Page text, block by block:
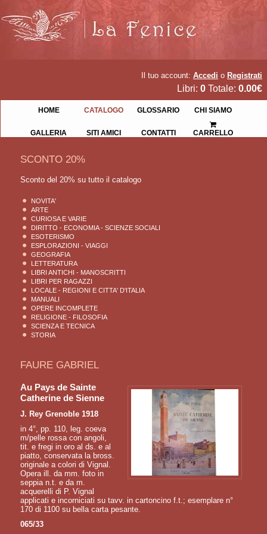
Il tuo account: Accedi o Registrati
Libri: 0 Totale: 0.00€
HOME CATALOGO GLOSSARIO CHI SIAMO
GALLERIA SITI AMICI CONTATTI CARRELLO
SCONTO 20%
Sconto del 20% su tutto il catalogo
NOVITA'
ARTE
CURIOSA E VARIE
DIRITTO - ECONOMIA - SCIENZE SOCIALI
ESOTERISMO
ESPLORAZIONI - VIAGGI
GEOGRAFIA
LETTERATURA
LIBRI ANTICHI - MANOSCRITTI
LIBRI PER RAGAZZI
LOCALE - REGIONI E CITTA' D'ITALIA
MANUALI
OPERE INCOMPLETE
RELIGIONE - FILOSOFIA
SCIENZA E TECNICA
STORIA
FAURE GABRIEL
Au Pays de Sainte
Catherine de Sienne
J. Rey Grenoble 1918
in 4°, pp. 110, leg. coeva
m/pelle rossa con angoli,
tit. e fregi in oro al ds. e al
piatto, conservata la bross.
originale a colori di Vignal.
Opera ill. da mm. foto in
seppia n.t. e da m.
acquerelli di P. Vignal
applicati e incorniciati su tavv. in cartoncino f.t.; esemplare n°
170 di 1100 su bella carta pesante.
065/33